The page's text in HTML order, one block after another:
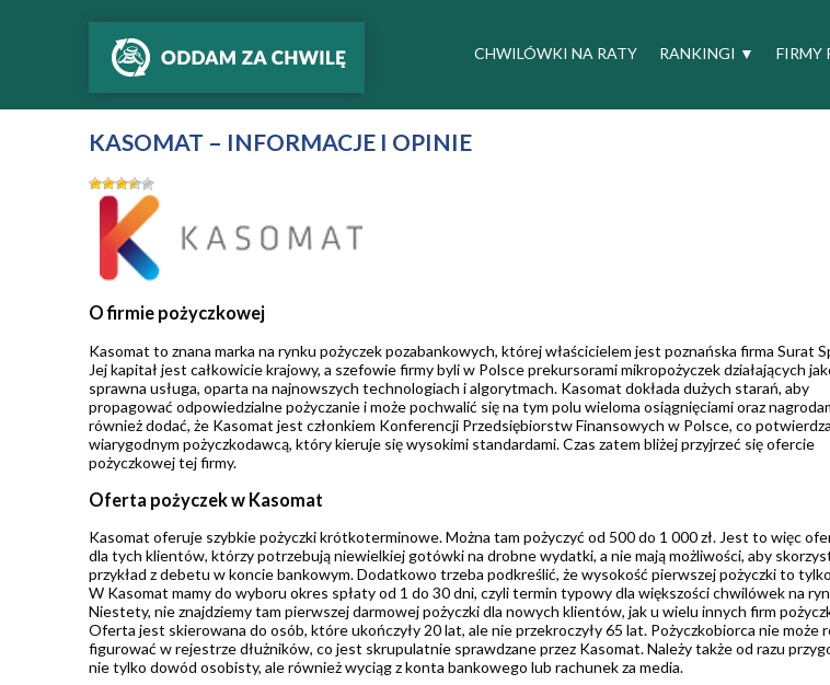
CHWILÓWKI NA RATY RANKINGI ▼ FIRMY
KASOMAT – INFORMACJE I OPINIE
O firmie pożyczkowej
Kasomat to znana marka na rynku pożyczek pozabankowych, której właścicielem jest poznańska firma Surat
Jej kapitał jest całkowicie krajowy, a szefowie firmy byli w Polsce prekursorami mikropożyczek działających
sprawna usługa, oparta na najnowszych technologiach i algorytmach. Kasomat dokłada dużych starań, aby
propagować odpowiedzialne pożyczanie i może pochwalić się na tym polu wieloma osiągnięciami oraz
również dodać, że Kasomat jest członkiem Konferencji Przedsiębiorstw Finansowych w Polsce, co
wiarygodnym pożyczkodawcą, który kieruje się wysokimi standardami. Czas zatem bliżej przyjrzeć się ofercie
pożyczkowej tej firmy.
Oferta pożyczek w Kasomat
Kasomat oferuje szybkie pożyczki krótkoterminowe. Można tam pożyczyć od 500 do 1 000 zł. Jest to więc
dla tych klientów, którzy potrzebują niewielkiej gotówki na drobne wydatki, a nie mają możliwości, aby
przykład z debetu w koncie bankowym. Dodatkowo trzeba podkreślić, że wysokość pierwszej pożyczki to
W Kasomat mamy do wyboru okres spłaty od 1 do 30 dni, czyli termin typowy dla większości chwilówek na
Niestety, nie znajdziemy tam pierwszej darmowej pożyczki dla nowych klientów, jak u wielu innych firm
Oferta jest skierowana do osób, które ukończyły 20 lat, ale nie przekroczyły 65 lat. Pożyczkobiorca nie może
figurować w rejestrze dłużników, co jest skrupulatnie sprawdzane przez Kasomat. Należy także od razu
nie tylko dowód osobisty, ale również wyciąg z konta bankowego lub rachunek za media.